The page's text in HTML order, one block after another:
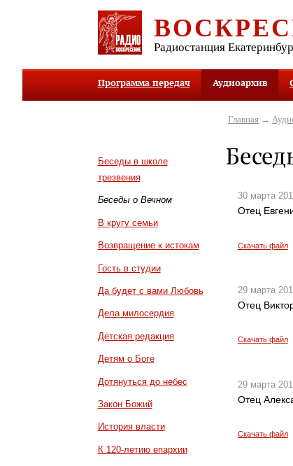
Радиостанция
Программа передач Аудиоархив
Беседы в школе
трезвения
Беседы о Вечном
В кругу семьи
Возвращение к истокам
Гость в студии
Да будет с вами Любовь
Дела милосердия
Детская редакция
Детям о Боге
Дотянуться до небес
Закон Божий
История власти
К 120-летию епархии
Главная →
30 марта
Отец
Скачать файл
29 марта
Отец
Скачать файл
29 марта
Отец
Скачать файл